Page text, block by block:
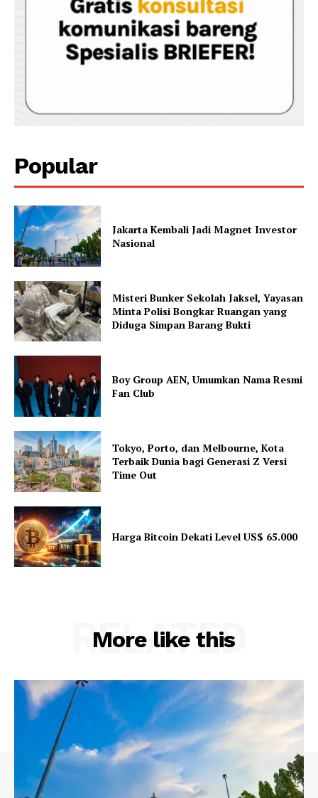
Popular
Jakarta Kembali Jadi Magnet Investor
Nasional
Misteri Bunker Sekolah Jaksel, Yayasan
Minta Polisi Bongkar Ruangan yang
Diduga Simpan Barang Bukti
Boy Group AEN, Umumkan Nama Resmi
Fan Club
Tokyo, Porto, dan Melbourne, Kota
Terbaik Dunia bagi Generasi Z Versi
Time Out
Harga Bitcoin Dekati Level US$ 65.000
More like this
RELATED